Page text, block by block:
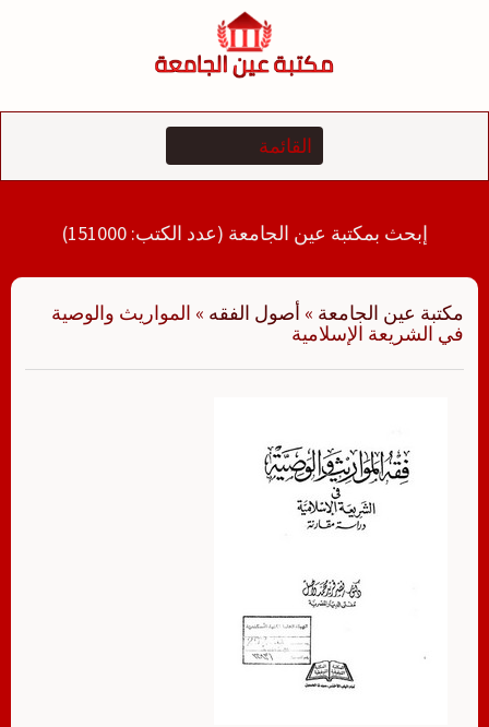
إبحث بمكتبة عين الجامعة (عدد الكتب: 151000)
مكتبة عين الجامعة » أصول الفقه » المواريث والوصية
في الشريعة الإسلامية